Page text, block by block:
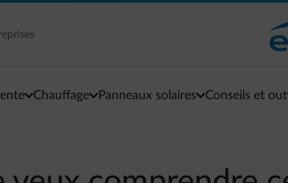
Chauffage Panneaux solaires Conseils et